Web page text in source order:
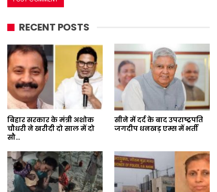
RECENT POSTS
बिहार सरकार के मंत्री अशोक
चौधरी ने खरीदी दो साल में दो
सौ…
सीने में दर्द के बाद उपराष्ट्रपति
जगदीप धनखड़ एम्स में भर्ती